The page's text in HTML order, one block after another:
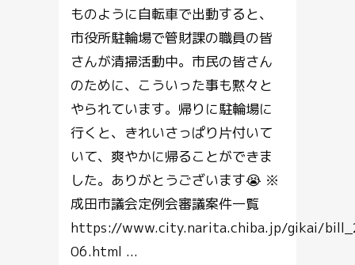
ものように自転車で出動すると、
市役所駐輪場で管財課の職員の皆
さんが清掃活動中。市民の皆さん
のために、こういった事も黙々と
やられています。帰りに駐輪場に
行くと、きれいさっぱり片付いて
いて、爽やかに帰ることができま
した。ありがとうございます😭 ※
成田市議会定例会審議案件一覧
https://www.city.narita.chiba.jp/gikai/
06.html ...